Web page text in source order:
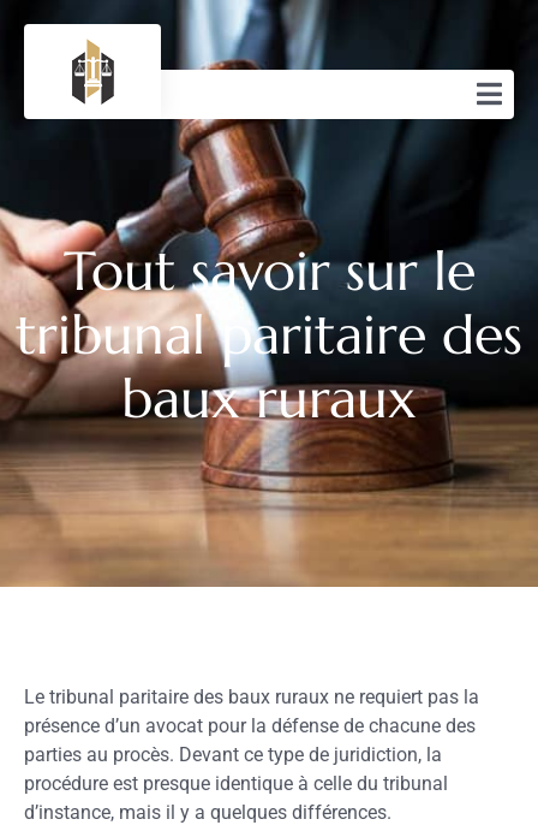
Tout savoir sur le
tribunal paritaire des
baux ruraux
Le tribunal paritaire des baux ruraux ne requiert pas la
présence d’un avocat pour la défense de chacune des
parties au procès. Devant ce type de juridiction, la
procédure est presque identique à celle du tribunal
d’instance, mais il y a quelques différences.